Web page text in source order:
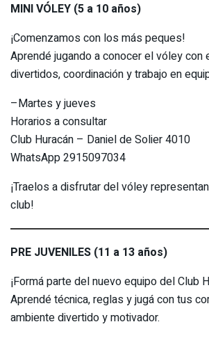
MINI VÓLEY (5 a 10 años)
¡Comenzamos con los más peques!
Aprendé jugando a conocer el vóley con
divertidos, coordinación y trabajo en
–Martes y jueves
Horarios a consultar
Club Huracán – Daniel de Solier 4010
WhatsApp 2915097034
¡Traelos a disfrutar del vóley
club!
PRE JUVENILES (11 a 13 años)
¡Formá parte del nuevo equipo del Club
Aprendé técnica, reglas y jugá con tus
ambiente divertido y motivador.